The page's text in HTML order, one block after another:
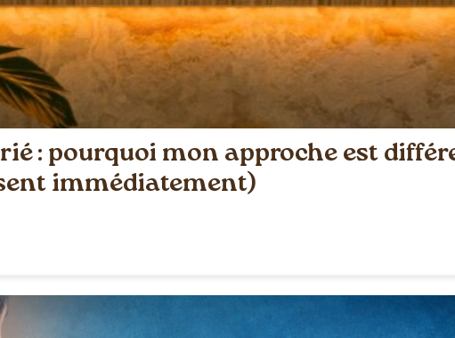
: pourquoi mon approche est
immédiatement)